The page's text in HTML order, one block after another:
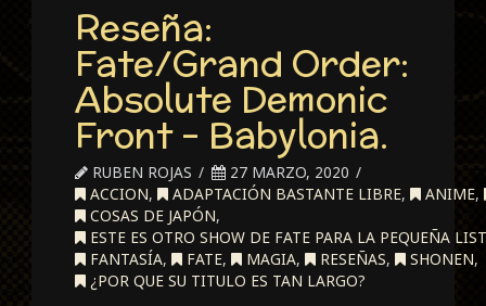
Reseña:
Fate/Grand Order:
Absolute Demonic
Front – Babylonia.
RUBEN ROJAS
27 MARZO, 2020
ACCION, ADAPTACIÓN BASTANTE LIBRE, ANIME,
COSAS DE JAPÓN,
ESTE ES OTRO SHOW DE FATE PARA LA PEQUEÑA
FANTASÍA, FATE, MAGIA, RESEÑAS, SHONEN,
¿POR QUE SU TITULO ES TAN LARGO?